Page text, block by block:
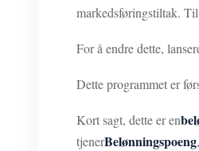
markedsføringstiltak.
For å endre dette,
Dette programmet er
Kort sagt, dette er en
tjenerBelønningspoeng